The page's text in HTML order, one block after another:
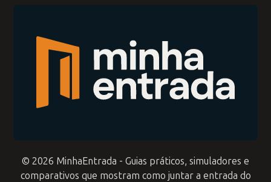
© 2026 MinhaEntrada - Guias práticos, simuladores e
comparativos que mostram como juntar a entrada do